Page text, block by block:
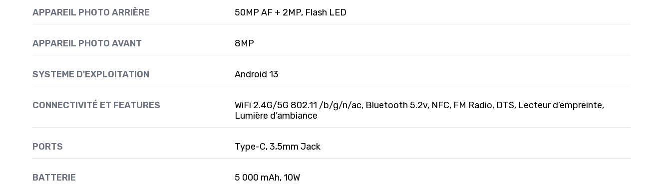
APPAREIL PHOTO ARRIÈRE 50MP AF + 2MP, Flash LED
APPAREIL PHOTO AVANT 8MP
SYSTEME D'EXPLOITATION Android 13
CONNECTIVITÉ ET FEATURES
WiFi 2.4G/5G 802.11 /b/g/n/ac, Bluetooth 5.2v, NFC, FM Radio, DTS, Lecteur d’empreinte,
Lumière d’ambiance
PORTS Type-C, 3,5mm Jack
BATTERIE 5 000 mAh, 10W